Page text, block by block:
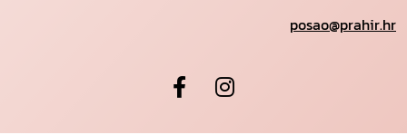
posao@prahir.hr